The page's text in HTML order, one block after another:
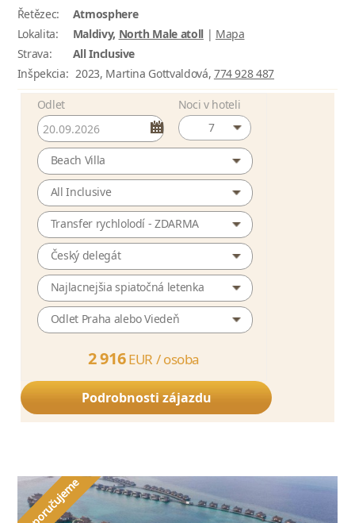
Řetězec:
Atmosphere
Lokalita:
Maldivy, North Male atoll| Mapa
Strava:
All Inclusive
Inšpekcia: 2023, Martina Gottvaldová, 774 928 487
Odlet
Noci v hoteli
7
Beach Villa
All Inclusive
Transfer rychlolodí - ZDARMA
Český delegát
Najlacnejšia spiatočná letenka
Odlet Praha alebo Viedeň
2 916 EUR /osoba
Podrobnosti zájazdu